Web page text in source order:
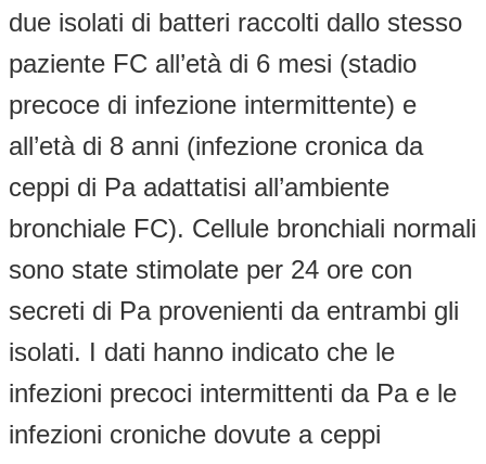
due isolati di batteri raccolti dallo stesso
paziente FC all’età di 6 mesi (stadio
precoce di infezione intermittente) e
all’età di 8 anni (infezione cronica da
ceppi di Pa adattatisi all’ambiente
bronchiale FC). Cellule bronchiali normali
sono state stimolate per 24 ore con
secreti di Pa provenienti da entrambi gli
isolati. I dati hanno indicato che le
infezioni precoci intermittenti da Pa e le
infezioni croniche dovute a ceppi